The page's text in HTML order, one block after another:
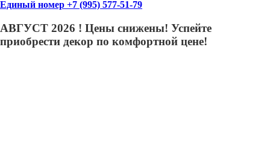
Единый номер +7 (995) 577-51-79
АВГУСТ 2026 ! Цены снижены! Успейте
приобрести декор по комфортной цене!